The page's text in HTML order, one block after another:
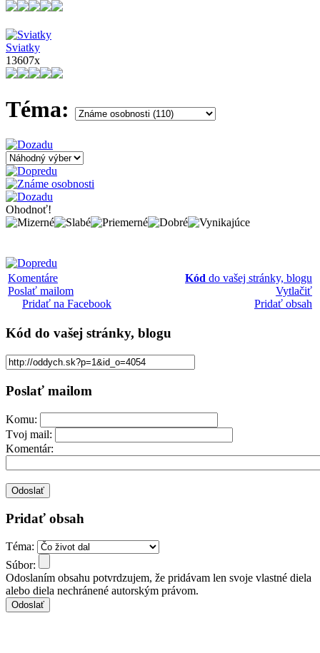
Sviatky
13607x
Téma:
Ohodnoť!
Komentáre
Poslať mailom
Pridať na Facebook
Kód do vašej stránky, blogu
Vytlačiť
Pridať obsah
Kód do vašej stránky, blogu
Poslať mailom
Komu:
Tvoj mail:
Komentár:
Pridať obsah
Téma:
Súbor:
Odoslaním obsahu potvrdzujem, že pridávam len svoje vlastné diela
alebo diela nechránené autorským právom.